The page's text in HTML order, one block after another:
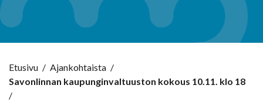
Etusivu / Ajankohtaista /
Savonlinnan kaupunginvaltuuston kokous 10.11. klo 18
/